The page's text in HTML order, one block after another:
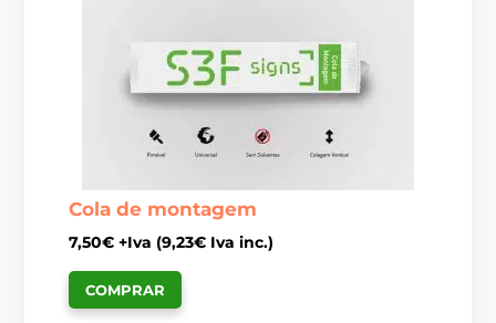
Cola de montagem
7,50€ +Iva (9,23€ Iva inc.)
COMPRAR